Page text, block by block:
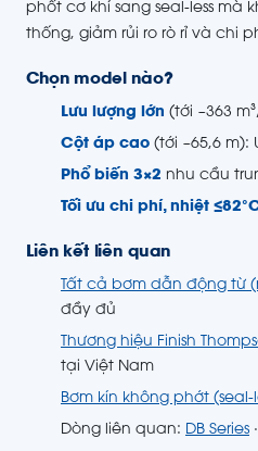
phốt cơ khí sang seal-less mà
thống, giảm rủi ro rò rỉ và chi
Chọn model nào?
Lưu lượng lớn (tới ~363
Cột áp cao (tới ~65,6 m):
Phổ biến 3×2 nhu cầu
Tối ưu chi phí, nhiệt
Liên kết liên quan
Tất cả bơm dẫn động từ
đầy đủ
Thương hiệu Finish
tại Việt Nam
Bơm kín không phớt (seal-
Dòng liên quan: DB Series ·